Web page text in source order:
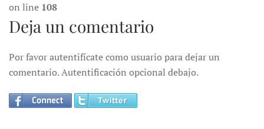
on line 108
Deja un comentario
Por favor autentifícate como usuario para dejar un
comentario. Autentificación opcional debajo.